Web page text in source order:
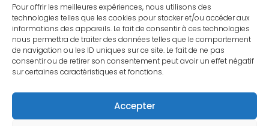
Pour offrir les meilleures expériences, nous utilisons des
technologies telles que les cookies pour stocker et/ou accéder aux
informations des appareils. Le fait de consentir à ces technologies
nous permettra de traiter des données telles que le comportement
de navigation ou les ID uniques sur ce site. Le fait de ne pas
consentir ou de retirer son consentement peut avoir un effet négatif
sur certaines caractéristiques et fonctions.
Accepter